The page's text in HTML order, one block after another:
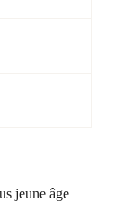
jeune âge